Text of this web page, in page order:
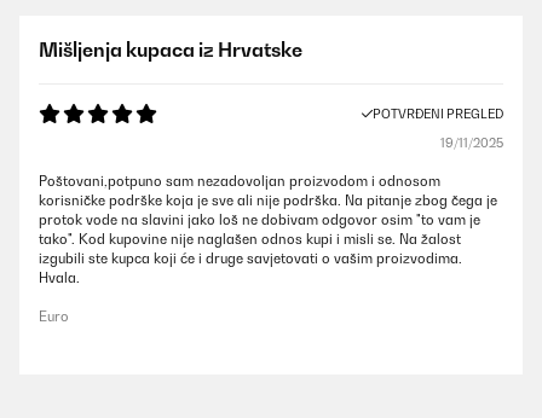
Mišljenja kupaca iz Hrvatske
POTVRĐENI PREGLED
19/11/2025
Poštovani,potpuno sam nezadovoljan proizvodom i odnosom
korisničke podrške koja je sve ali nije podrška. Na pitanje zbog čega je
protok vode na slavini jako loš ne dobivam odgovor osim "to vam je
tako". Kod kupovine nije naglašen odnos kupi i misli se. Na žalost
izgubili ste kupca koji će i druge savjetovati o vašim proizvodima.
Hvala.
Euro